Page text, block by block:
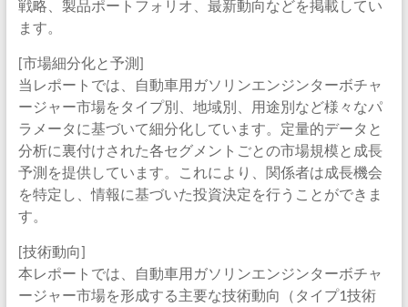
戦略、製品ポートフォリオ、最新動向などを掲載してい
ます。
[市場細分化と予測]
当レポートでは、自動車用ガソリンエンジンターボチャ
ージャー市場をタイプ別、地域別、用途別など様々なパ
ラメータに基づいて細分化しています。定量的データと
分析に裏付けされた各セグメントごとの市場規模と成長
予測を提供しています。これにより、関係者は成長機会
を特定し、情報に基づいた投資決定を行うことができま
す。
[技術動向]
本レポートでは、自動車用ガソリンエンジンターボチャ
ージャー市場を形成する主要な技術動向（タイプ1技術